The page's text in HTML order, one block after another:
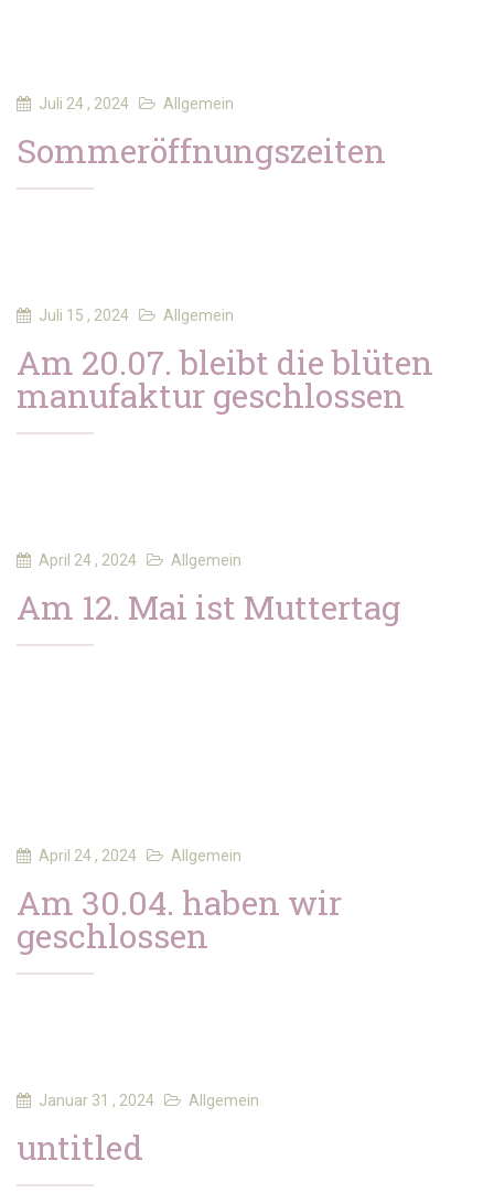
Juli 24 , 2024 Allgemein
Sommeröffnungszeiten
Juli 15 , 2024 Allgemein
Am 20.07. bleibt die blüten
manufaktur geschlossen
April 24 , 2024 Allgemein
Am 12. Mai ist Muttertag
April 24 , 2024 Allgemein
Am 30.04. haben wir
geschlossen
Januar 31 , 2024 Allgemein
untitled